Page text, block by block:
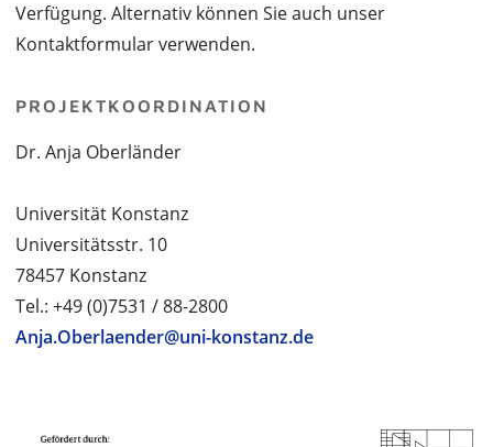
Verfügung. Alternativ können Sie auch unser
Kontaktformular verwenden.
PROJEKTKOORDINATION
Dr. Anja Oberländer
Universität Konstanz
Universitätsstr. 10
78457 Konstanz
Tel.: +49 (0)7531 / 88-2800
Anja.Oberlaender@uni-konstanz.de